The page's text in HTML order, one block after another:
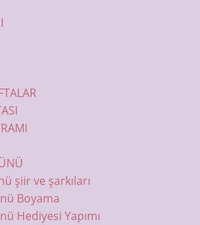
şiir ve şarkıları
Boyama
Hediyesi Yapımı